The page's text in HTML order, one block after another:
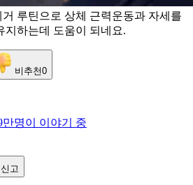
루틴으로 상체 근력운동과 자세를
지하는데 도움이 되네요.
비추천0
만명이 이야기 중
신고